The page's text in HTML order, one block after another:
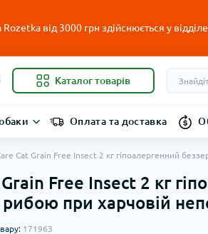
від 3000 грн здійснюється у
Каталог товарів
Оплата та доставка
Cat Grain Free Insect 2 кг гіпоалергенний
Free Insect 2 кг
при харчовій
171963